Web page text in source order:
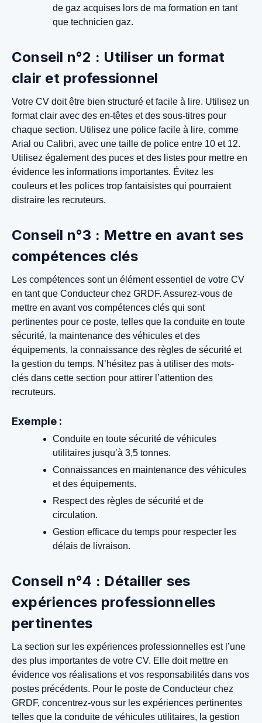
de gaz acquises lors de ma formation en tant
que technicien gaz.
Conseil n°2 : Utiliser un format
clair et professionnel
Votre CV doit être bien structuré et facile à lire. Utilisez un
format clair avec des en-têtes et des sous-titres pour
chaque section. Utilisez une police facile à lire, comme
Arial ou Calibri, avec une taille de police entre 10 et 12.
Utilisez également des puces et des listes pour mettre en
évidence les informations importantes. Évitez les
couleurs et les polices trop fantaisistes qui pourraient
distraire les recruteurs.
Conseil n°3 : Mettre en avant ses
compétences clés
Les compétences sont un élément essentiel de votre CV
en tant que Conducteur chez GRDF. Assurez-vous de
mettre en avant vos compétences clés qui sont
pertinentes pour ce poste, telles que la conduite en toute
sécurité, la maintenance des véhicules et des
équipements, la connaissance des règles de sécurité et
la gestion du temps. N’hésitez pas à utiliser des mots-
clés dans cette section pour attirer l’attention des
recruteurs.
Exemple :
Conduite en toute sécurité de véhicules
utilitaires jusqu’à 3,5 tonnes.
Connaissances en maintenance des véhicules
et des équipements.
Respect des règles de sécurité et de
circulation.
Gestion efficace du temps pour respecter les
délais de livraison.
Conseil n°4 : Détailler ses
expériences professionnelles
pertinentes
La section sur les expériences professionnelles est l’une
des plus importantes de votre CV. Elle doit mettre en
évidence vos réalisations et vos responsabilités dans vos
postes précédents. Pour le poste de Conducteur chez
GRDF, concentrez-vous sur les expériences pertinentes
telles que la conduite de véhicules utilitaires, la gestion